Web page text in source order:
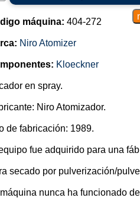
máquina: 404-272
Niro Atomizer
Kloeckner
en spray.
Niro Atomizador.
de fabricación: 1989.
fue adquirido para una
secado por pulverización/
nunca ha funcionado